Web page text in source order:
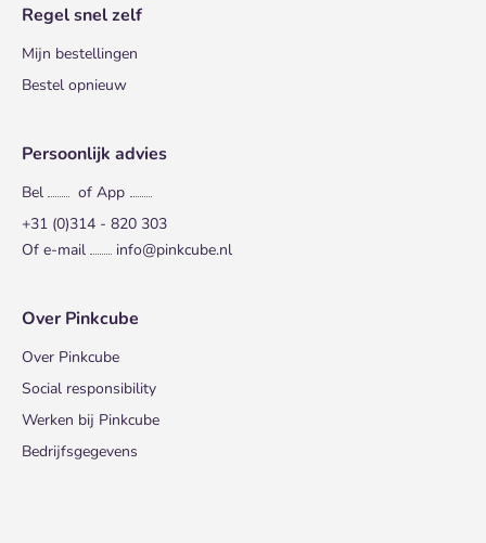
Regel snel zelf
Mijn bestellingen
Bestel opnieuw
Persoonlijk advies
Bel
of App
+31 (0)314 - 820 303
Of e-mail
info@pinkcube.nl
Over Pinkcube
Over Pinkcube
Social responsibility
Werken bij Pinkcube
Bedrijfsgegevens